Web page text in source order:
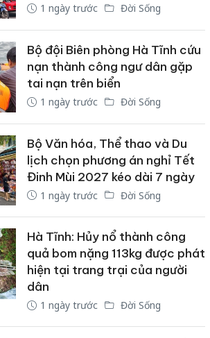
1 ngày trước Đời Sống
Bộ đội Biên phòng Hà Tĩnh cứu
nạn thành công ngư dân gặp
tai nạn trên biển
1 ngày trước Đời Sống
Bộ Văn hóa, Thể thao và Du
lịch chọn phương án nghỉ Tết
Đinh Mùi 2027 kéo dài 7 ngày
1 ngày trước Đời Sống
Hà Tĩnh: Hủy nổ thành công
quả bom nặng 113kg được phát
hiện tại trang trại của người
dân
1 ngày trước Đời Sống